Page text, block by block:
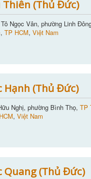
Thiên (Thủ Đức)
Ngọc Vân, phường Linh
, TP HCM, Việt Nam
Hạnh (Thủ Đức)
Nghị, phường Bình Thọ, TP
, Việt Nam
Quang (Thủ Đức)